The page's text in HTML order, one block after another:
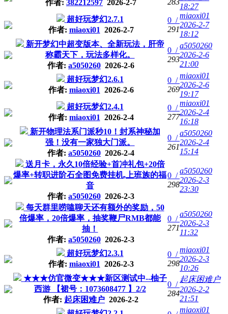
作者: 382212597 2026-2-7
18:27
超好玩梦幻2.7.1
作者: miaoxi01 2026-2-7
0 /
291
miaoxi01
2026-2-7
18:12
新开梦幻中超变版本、全新玩法，肝帝
称霸天下，玩法多样化。
作者: a5050260 2026-2-6
0 /
293
a5050260
2026-2-6
21:00
超好玩梦幻2.6.1
作者: miaoxi01 2026-2-6
0 /
269
miaoxi01
2026-2-6
19:17
超好玩梦幻2.4.1
作者: miaoxi01 2026-2-4
0 /
277
miaoxi01
2026-2-4
16:18
新开物理法系门派秒10！封系神秘加
强！没有一家独大门派。
作者: a5050260 2026-2-4
0 /
261
a5050260
2026-2-4
15:14
送月卡，永久10倍经验+首冲礼包+20倍
爆率+转职进阶石全图免费挂机,上班族的福
音
作者: a5050260 2026-2-3
0 /
298
a5050260
2026-2-3
23:30
每天群里唠嗑聊天还有额外的奖励，50
倍爆率，20倍爆率，抽奖鞭尸RMB都能
抽！
作者: a5050260 2026-2-3
0 /
271
a5050260
2026-2-3
11:32
超好玩梦幻2.3.1
作者: miaoxi01 2026-2-3
0 /
298
miaoxi01
2026-2-3
10:26
★★★仿官微变★★★新区测试中--柚子
西游 【裙号：1073608477 】2/2
作者: 起床困难户 2026-2-2
0 /
284
起床困难户
2026-2-2
21:51
miaoxi01